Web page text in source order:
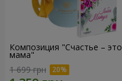
Композиция "Счастье – это
мама"
1 699 грн